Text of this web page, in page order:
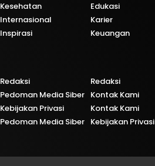
Kesehatan
Edukasi
Internasional
Karier
Inspirasi Keuangan
Redaksi
Redaksi
Pedoman Media Siber Kontak Kami
Kebijakan Privasi
Kontak Kami
Pedoman Media Siber Kebijakan Privasi